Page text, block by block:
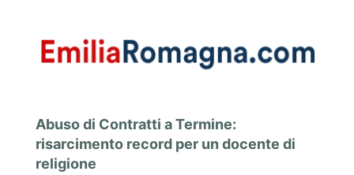
Abuso di Contratti a Termine:
risarcimento record per un docente di
religione